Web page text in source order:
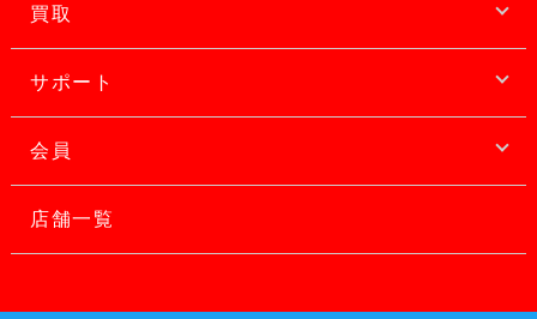
買取
サポート
会員
店舗一覧